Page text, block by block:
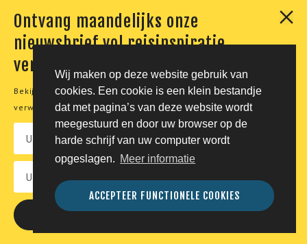
Wij maken op deze website gebruik van
cookies. Een cookie is een klein bestandje
dat met pagina’s van deze website wordt
meegestuurd en door uw browser op de
harde schrijf van uw computer wordt
opgeslagen. Meer informatie
ACCEPTEER FUNCTIONELE COOKIES
Ontvang maandelijks onze
nieuwsbrief vol reisinspiratie,
verhalen en aanbiedingen
Bekijk onzeprivacyverklaringvoor meer informatie over de
verwerking van uw persoonsgegevens.
Oceanië
Poolreizen
Onze klanten geven ons een 9,7. Berekend uit 230
reviews.